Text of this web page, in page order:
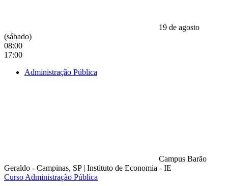
19 de agosto
(sábado)
08:00
17:00
Administração Pública
Campus Barão
Geraldo - Campinas, SP | Instituto de Economia - IE
Curso Administração Pública